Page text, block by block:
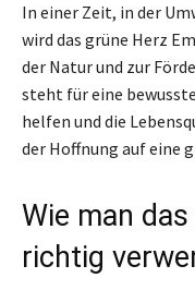
In einer Zeit, in der
wird das grüne Herz
der Natur und zur
steht für eine
helfen und die
der Hoffnung auf eine
Wie man
richtig